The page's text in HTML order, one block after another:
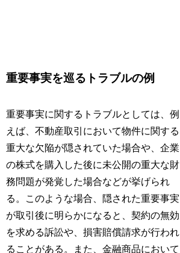
重要事実を巡るトラブルの例
重要事実に関するトラブルとしては、例
えば、不動産取引において物件に関する
重大な欠陥が隠されていた場合や、企業
の株式を購入した後に未公開の重大な財
務問題が発覚した場合などが挙げられ
る。このような場合、隠された重要事実
が取引後に明らかになると、契約の無効
を求める訴訟や、損害賠償請求が行われ
ることがある。また、金融商品において